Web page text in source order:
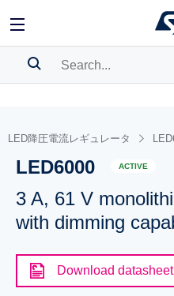
BOOKMARK
Pleaselog into show your
LED降圧電流レギュレータ
LED6000 ACTIVE
3 A, 61 V
with dimming
Download datasheet